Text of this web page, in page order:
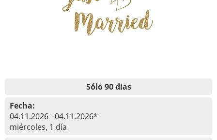
Sólo 90 dias
Fecha:
04.11.2026 - 04.11.2026*
miércoles, 1 día